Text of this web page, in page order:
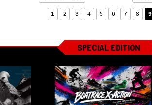
1 2 3 4 5 6 7 8 9
SPECIAL EDITION